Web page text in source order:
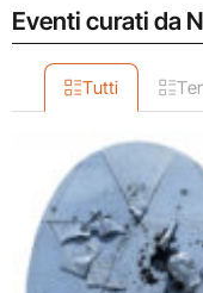
Eventi curati da
Tutti